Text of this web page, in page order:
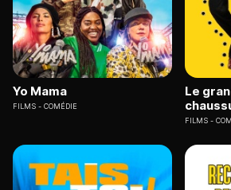
Yo Mama
FILMS COMÉDIE
Le
FILMS